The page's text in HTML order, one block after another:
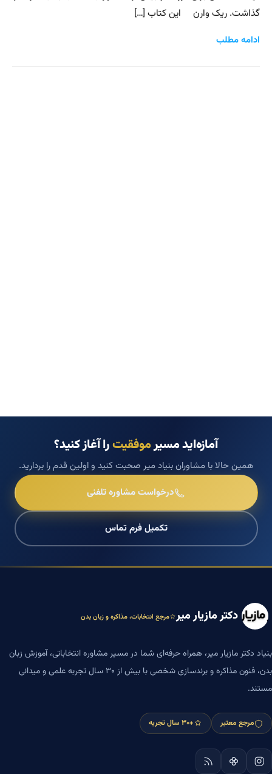
گذاشت. ریک وارن این کتاب […]
ادامه مطلب
آمازه‌اید مسیرموفقیترا آغاز کنید؟
همین حالا با مشاوران بنیاد میر صحبت کنید و اولین قدم را بردارید.
درخواست مشاوره تلفنی
تکمیل فرم تماس
دکتر مازیار میر مرجع انتخابات، مذاکره و زبان بدن
بنیاد دکتر مازیار میر، همراه حرفه‌ای شما در مسیر مشاوره انتخاباتی، آموزش زبان
بدن، فنون مذاکره و برندسازی شخصی با بیش از ۳۰ سال تجربه علمی و میدانی
مستند.
مرجع معتبر +۳۰ سال تجربه